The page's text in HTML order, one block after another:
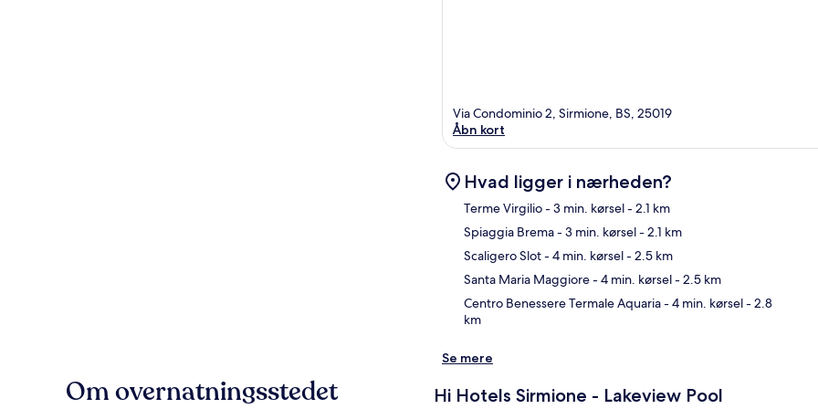
Via Condominio 2, Sirmione, BS, 25019
Åbn kort
Hvad ligger i nærheden?
Terme Virgilio- 3 min. kørsel- 2.1 km
Spiaggia Brema- 3 min. kørsel- 2.1 km
Scaligero Slot- 4 min. kørsel- 2.5 km
Santa Maria Maggiore- 4 min. kørsel- 2.5 km
Centro Benessere Termale Aquaria- 4 min. kørsel- 2.8
km
Se mere
Om overnatningsstedet Hi Hotels Sirmione - Lakeview Pool